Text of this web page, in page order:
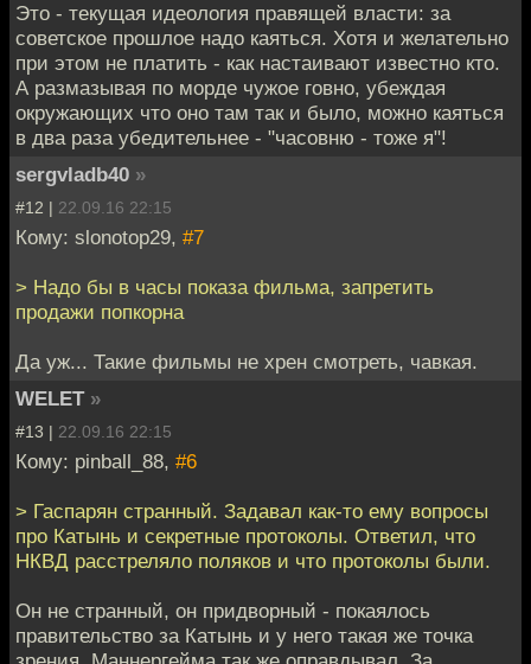
Это - текущая идеология правящей власти: за
советское прошлое надо каяться. Хотя и желательно
при этом не платить - как настаивают известно кто.
А размазывая по морде чужое говно, убеждая
окружающих что оно там так и было, можно каяться
в два раза убедительнее - "часовню - тоже я"!
sergvladb40 »
#12 | 22.09.16 22:15
Кому: slonotop29, #7
> Надо бы в часы показа фильма, запретить
продажи попкорна
Да уж... Такие фильмы не хрен смотреть, чавкая.
WELET »
#13 | 22.09.16 22:15
Кому: pinball_88, #6
> Гаспарян странный. Задавал как-то ему вопросы
про Катынь и секретные протоколы. Ответил, что
НКВД расстреляло поляков и что протоколы были.
Он не странный, он придворный - покаялось
правительство за Катынь и у него такая же точка